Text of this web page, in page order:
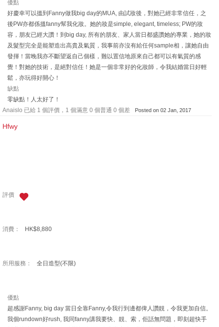
優點
好慶幸可以搵到Fanny做我big day的MUA, 由試妝後，對她已經非常信任，之
後PW亦都係搵fanny幫我化妝。她的妝是simple, elegant, timeless; PW的妝
容，朋友已經大讚！到big day, 所有的朋友、家人當日都盛讚她的專業，她的妝
及髮型完全是能塑造出高貴及氣質，我事前亦沒有給任何sample相，讓她自由
發揮！當晚我亦不斷望返自己個樣，難以置信地原來自己都可以有氣質的感
覺！對她的技術，是絕對信任！她是一個非常好的化妝師，令我結婚當日好輕
鬆，亦玩得好開心！
缺點
零缺點！人太好了！
Anaislo 已給 1 個評價，1 個滿意 0 個普通 0 個差
Posted on 02 Jan, 2017
Hfwy
評價
消費： HK$8,880
所用服務： 全日造型(不限)
優點
超感謝Fanny, big day 當日全靠Fanny,令我行到邊都俾人讚靚，令我更加自信。
我個rundown好rush, 我同fanny講我要快、靚、索，佢話無問題，即刻超快手